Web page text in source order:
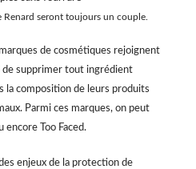
Renard seront toujours un couple.
de cosmétiques rejoignent
de supprimer tout ingrédient
la composition de leurs produits
Parmi ces marques, on peut
Too Faced.
enjeux de la protection de